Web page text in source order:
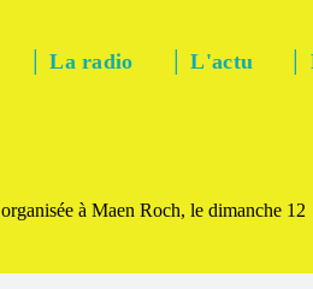
│ La radio │ L'actu
organisée à Maen Roch, le dimanche 12